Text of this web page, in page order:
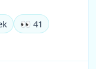
👀 41